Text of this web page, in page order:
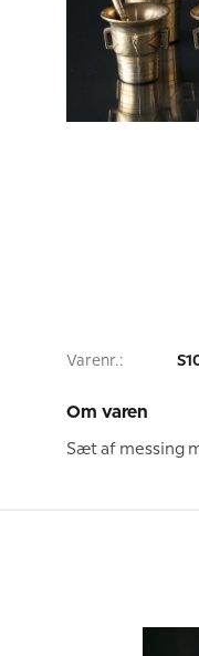
Varenr.:
Om varen
Sæt af messing